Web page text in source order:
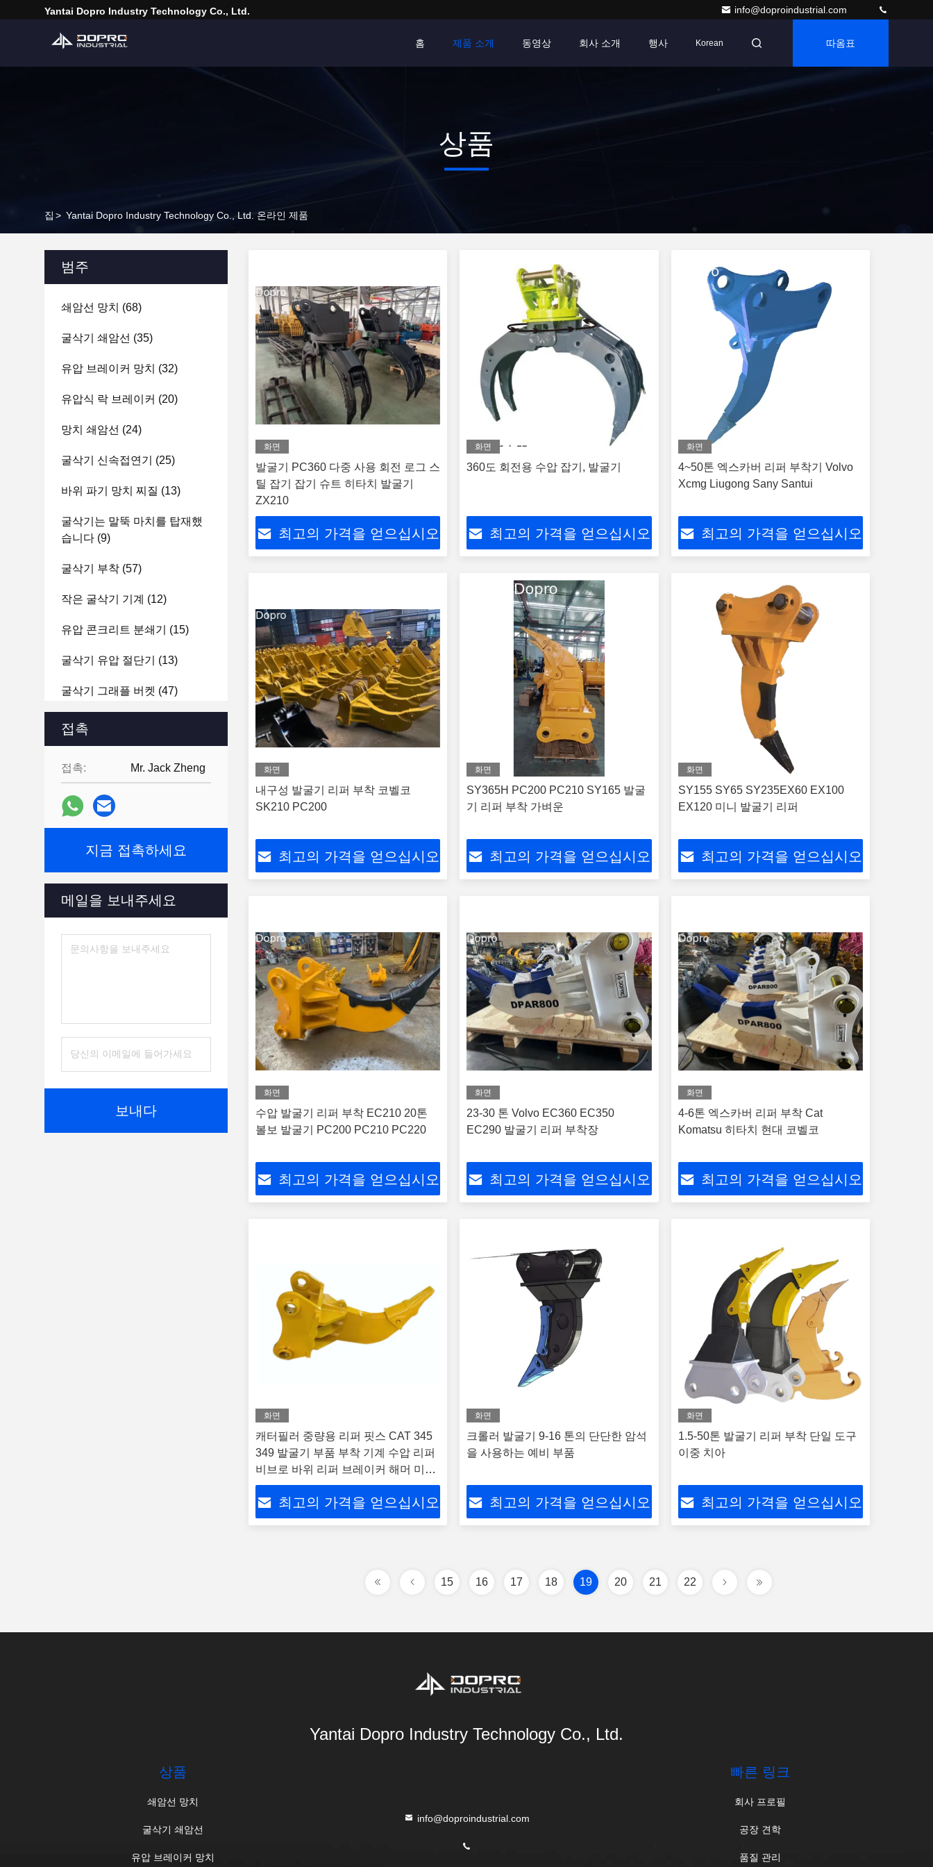
Yantai Dopro Industry Technology Co., Ltd. info@doproindustrial.com
홈 제품 소개 동영상 회사 소개 행사 Korean 따옴표
상품
집 > Yantai Dopro Industry Technology Co., Ltd. 온라인 제품
범주
쇄암선 망치 (68)
굴삭기 쇄암선 (35)
유압 브레이커 망치 (32)
유압식 락 브레이커 (20)
망치 쇄암선 (24)
굴삭기 신속접연기 (25)
바위 파기 망치 찌질 (13)
굴삭기는 말뚝 마치를 탑재했
습니다 (9)
굴삭기 부착 (57)
작은 굴삭기 기계 (12)
유압 콘크리트 분쇄기 (15)
굴삭기 유압 절단기 (13)
굴삭기 그래플 버켓 (47)
굴삭기 리퍼 부착
(13)
굴삭기는 진동 마치를 탑재했
습니다 (3)
수력 플레이트 콤팩터(14)
접촉
접촉: Mr. Jack Zheng
지금 접촉하세요
메일을 보내주세요
보내다
화면
발굴기 PC360 다중 사용 회전 로그 스
틸 잡기 잡기 슈트 히타치 발굴기
ZX210
최고의 가격을 얻으십시오
화면
360도 회전용 수압 잡기, 발굴기
최고의 가격을 얻으십시오
화면
4~50톤 엑스카버 리퍼 부착기 Volvo
Xcmg Liugong Sany Santui
최고의 가격을 얻으십시오
화면
내구성 발굴기 리퍼 부착 코벨코
SK210 PC200
최고의 가격을 얻으십시오
화면
SY365H PC200 PC210 SY165 발굴
기 리퍼 부착 가벼운
최고의 가격을 얻으십시오
화면
SY155 SY65 SY235EX60 EX100
EX120 미니 발굴기 리퍼
최고의 가격을 얻으십시오
화면
수압 발굴기 리퍼 부착 EC210 20톤
볼보 발굴기 PC200 PC210 PC220
최고의 가격을 얻으십시오
화면
23-30 톤 Volvo EC360 EC350
EC290 발굴기 리퍼 부착장
최고의 가격을 얻으십시오
화면
4-6톤 엑스카버 리퍼 부착 Cat
Komatsu 히타치 현대 코벨코
최고의 가격을 얻으십시오
화면
캐터필러 중량용 리퍼 핏스 CAT 345
349 발굴기 부품 부착 기계 수압 리퍼
비브로 바위 리퍼 브레이커 해머 미니
발굴기 리퍼 토양에 사용
최고의 가격을 얻으십시오
화면
크롤러 발굴기 9-16 톤의 단단한 암석
을 사용하는 예비 부품
최고의 가격을 얻으십시오
화면
1.5-50톤 발굴기 리퍼 부착 단일 도구
이중 치아
최고의 가격을 얻으십시오
15 16 17 18 19 20 21 22
Yantai Dopro Industry Technology Co., Ltd.
상품
쇄암선 망치
굴삭기 쇄암선
유압 브레이커 망치
info@doproindustrial.com
빠른 링크
회사 프로필
공장 견학
품질 관리